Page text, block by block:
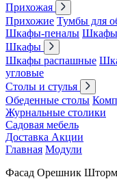
Прихожая
Прихожие Тумбы для
Шкафы-пеналы Шкафы
Шкафы
Шкафы распашные
угловые
Столы и стулья
Обеденные столы
Журнальные столики
Садовая мебель
Доставка Акции
Главная Модули
Фасад Орешник